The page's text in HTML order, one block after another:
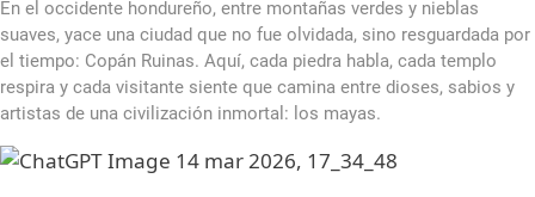
En el occidente hondureño, entre montañas verdes y nieblas
suaves, yace una ciudad que no fue olvidada, sino resguardada por
el tiempo: Copán Ruinas. Aquí, cada piedra habla, cada templo
respira y cada visitante siente que camina entre dioses, sabios y
artistas de una civilización inmortal: los mayas.